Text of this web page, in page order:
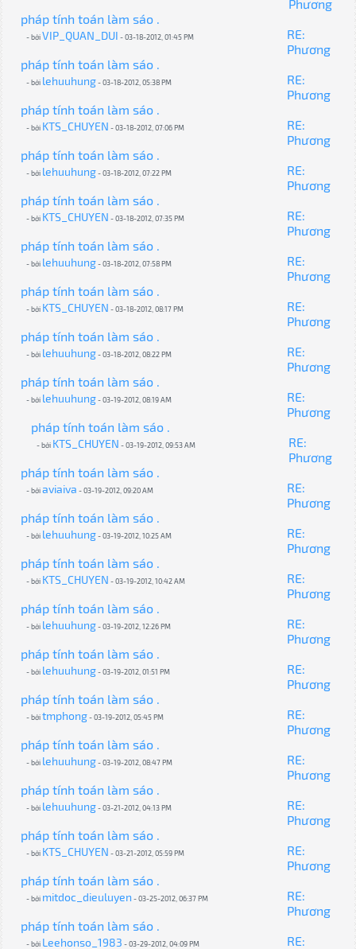
Phương
pháp tính toán làm sáo .
- bởiVIP_QUAN_DUI - 03-18-2012, 01:45 PM
RE:
Phương
pháp tính toán làm sáo .
- bởi lehuuhung- 03-18-2012, 05:38 PM
RE:
Phương
pháp tính toán làm sáo .
- bởi KTS_CHUYEN - 03-18-2012, 07:06 PM
RE:
Phương
pháp tính toán làm sáo .
- bởi lehuuhung- 03-18-2012, 07:22 PM
RE:
Phương
pháp tính toán làm sáo .
- bởi KTS_CHUYEN - 03-18-2012, 07:35 PM
RE:
Phương
pháp tính toán làm sáo .
- bởi lehuuhung- 03-18-2012, 07:58 PM
RE:
Phương
pháp tính toán làm sáo .
- bởi KTS_CHUYEN - 03-18-2012, 08:17 PM
RE:
Phương
pháp tính toán làm sáo .
- bởi lehuuhung- 03-18-2012, 08:22 PM
RE:
Phương
pháp tính toán làm sáo .
- bởi lehuuhung- 03-19-2012, 08:19 AM
RE:
Phương
pháp tính toán làm sáo .
- bởi KTS_CHUYEN - 03-19-2012, 09:53 AM
RE:
Phương
pháp tính toán làm sáo .
- bởiaviaiva - 03-19-2012, 09:20 AM
RE:
Phương
pháp tính toán làm sáo .
- bởi lehuuhung- 03-19-2012, 10:25 AM
RE:
Phương
pháp tính toán làm sáo .
- bởi KTS_CHUYEN - 03-19-2012, 10:42 AM
RE:
Phương
pháp tính toán làm sáo .
- bởi lehuuhung- 03-19-2012, 12:26 PM
RE:
Phương
pháp tính toán làm sáo .
- bởi lehuuhung- 03-19-2012, 01:51 PM
RE:
Phương
pháp tính toán làm sáo .
- bởitmphong- 03-19-2012, 05:45 PM
RE:
Phương
pháp tính toán làm sáo .
- bởi lehuuhung- 03-19-2012, 08:47 PM
RE:
Phương
pháp tính toán làm sáo .
- bởi lehuuhung- 03-21-2012, 04:13 PM
RE:
Phương
pháp tính toán làm sáo .
- bởi KTS_CHUYEN - 03-21-2012, 05:59 PM
RE:
Phương
pháp tính toán làm sáo .
- bởi mitdoc_dieuluyen - 03-25-2012, 06:37 PM
RE:
Phương
pháp tính toán làm sáo .
- bởi Leehonso_1983 - 03-29-2012, 04:09 PM
RE: